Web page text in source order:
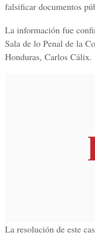
falsificar documentos
La información fue
Sala de lo Penal de la
Honduras, Carlos Cálix.
La resolución de este